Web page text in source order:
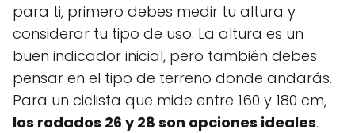
para ti, primero debes medir tu altura y
considerar tu tipo de uso. La altura es un
buen indicador inicial, pero también debes
pensar en el tipo de terreno donde andarás.
Para un ciclista que mide entre 160 y 180 cm,
los rodados 26 y 28 son opciones ideales.